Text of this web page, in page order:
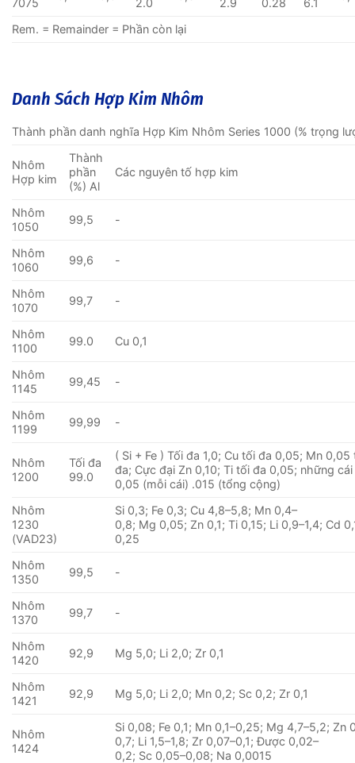
Rem. = Remainder = Phần còn lại
Danh Sách Hợp Kim Nhôm
Thành phần danh nghĩa Hợp Kim Nhôm Series 1000 (% trọng
Nhôm
Hợp kim
Thành
phần
(%) Al
Các nguyên tố hợp kim
Nhôm
1050
99,5 -
Nhôm
1060
99,6 -
Nhôm
1070
99,7 -
Nhôm
1100
99.0 Cu 0,1
Nhôm
1145
99,45 -
Nhôm
1199
99,99 -
Nhôm
1200
Tối đa
99.0
( Si + Fe ) Tối đa 1,0; Cu tối đa 0,05; Mn 0,05
đa; Cực đại Zn 0,10; Ti tối đa 0,05; những
0,05 (mỗi cái) .015 (tổng cộng)
Nhôm
1230
(VAD23)
Si 0,3; Fe 0,3; Cu 4,8–5,8; Mn 0,4–
0,8; Mg 0,05; Zn 0,1; Ti 0,15; Li 0,9–1,4; Cd
0,25
Nhôm
1350
99,5 -
Nhôm
1370
99,7 -
Nhôm
1420
92,9 Mg 5,0; Li 2,0; Zr 0,1
Nhôm
1421
92,9 Mg 5,0; Li 2,0; Mn 0,2; Sc 0,2; Zr 0,1
Nhôm
1424
Si 0,08; Fe 0,1; Mn 0,1–0,25; Mg 4,7–5,2; Zn
0,7; Li 1,5–1,8; Zr 0,07–0,1; Được 0,02–
0,2; Sc 0,05–0,08; Na 0,0015